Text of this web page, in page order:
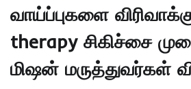
வாய்ப்புகளை
therapy சிகிச்சை
மிஷன் மருத்துவர்கள்